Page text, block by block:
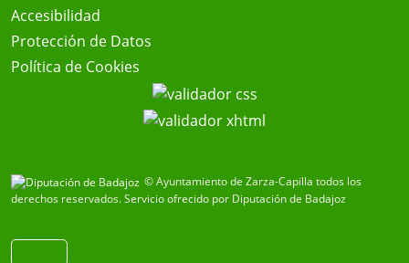
Accesibilidad
Protección de Datos
Política de Cookies
© Ayuntamiento de Zarza-Capilla todos los
derechos reservados.Servicio ofrecido por Diputación de Badajoz